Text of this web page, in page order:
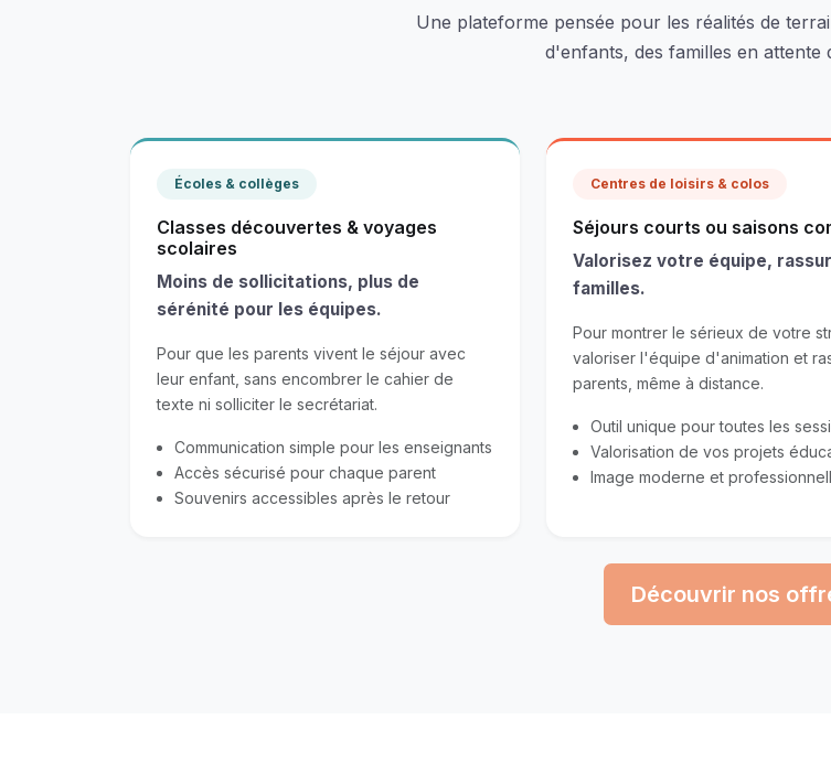
Une plateforme pensée pour les réalités de
d'enfants, des familles en attente
Écoles & collèges
Classes découvertes & voyages
scolaires
Moins de sollicitations, plus de
sérénité pour les équipes.
Pour que les parents vivent le séjour avec
leur enfant, sans encombrer le cahier de
texte ni solliciter le secrétariat.
Communication simple pour les enseignants
Accès sécurisé pour chaque parent
Souvenirs accessibles après le retour
Centres de loisirs & colos
Séjours courts ou saisons
Valorisez votre équipe,
familles.
Pour montrer le sérieux de votre
valoriser l'équipe d'animation et
parents, même à distance.
Outil unique pour toutes les
Valorisation de vos projets
Image moderne et
Découvrir nos